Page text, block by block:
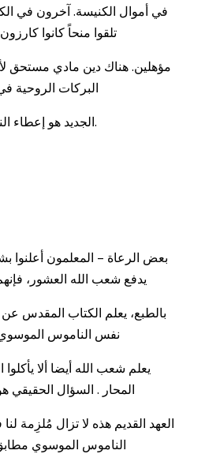
في أموال الكنيسة. آخرون في
تلقوا منحاً كانوا
مؤهلين. هناك دين مادي مستحق
البركات الروحية
الجديد هو إعطاء الناس، وليس للأملاك.
بعض الرعاة – المعلمون أعلنوا
يدفع شعب الله العشور،
نفس الناموس
يعلم شعب الله أيضا ألا
المحار . السؤال الحقيقي
العهد القديم هذه لا تزال مُلزِمة
الناموس الموسوي